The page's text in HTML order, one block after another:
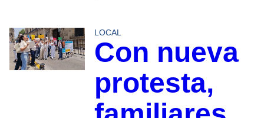
LOCAL
Con nueva
protesta,